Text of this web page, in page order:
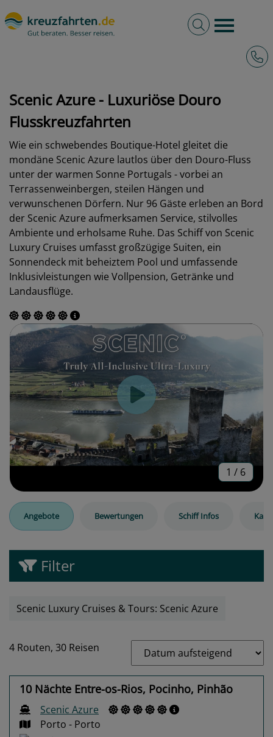
Burger
Volltextsuche
Scenic Azure - Luxuriöse Douro
Flusskreuzfahrten
Wie ein schwebendes Boutique-Hotel gleitet die
mondäne Scenic Azure lautlos über den Douro-Fluss
unter der warmen Sonne Portugals - vorbei an
Terrassenweinbergen, steilen Hängen und
verwunschenen Dörfern. Nur 96 Gäste erleben an Bord
der Scenic Azure aufmerksamen Service, stilvolles
Ambiente und erholsame Ruhe. Das Schiff von Scenic
Luxury Cruises umfasst großzügige Suiten, ein
Sonnendeck mit beheiztem Pool und umfassende
Inklusivleistungen wie Vollpension, Getränke und
Landausflüge.
1 / 6
Angebote Bewertungen Schiff Infos
Filter
Scenic Luxury Cruises & Tours: Scenic Azure
4 Routen, 30 Reisen
10 Nächte Entre-os-Rios, Pocinho, Pinhão
Scenic Azure
Porto - Porto